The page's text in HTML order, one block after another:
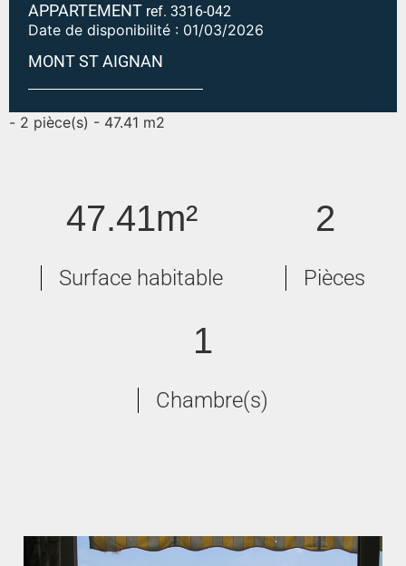
APPARTEMENT ref. 3316-042
Date de disponibilité : 01/03/2026
MONT ST AIGNAN
- 2 pièce(s) - 47.41 m2
47.41m²
Surface habitable
2
Pièces
1
Chambre(s)